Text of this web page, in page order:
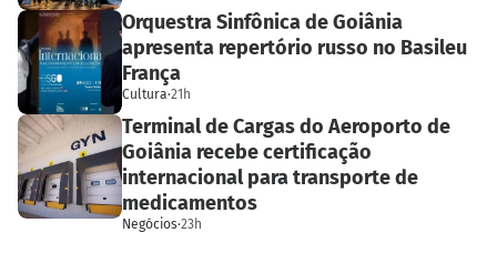
Orquestra Sinfônica de Goiânia
apresenta repertório russo no Basileu
França
Cultura·21h
Terminal de Cargas do Aeroporto de
Goiânia recebe certificação
internacional para transporte de
medicamentos
Negócios·23h